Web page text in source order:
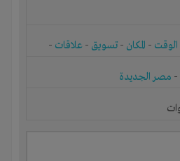
الوقت - المكان - تسويق - علاقات -
- مصر الجديدة